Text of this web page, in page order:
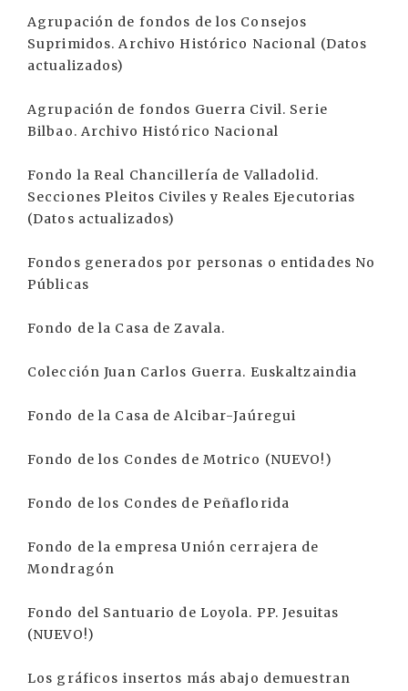
Agrupación de fondos de los Consejos
Suprimidos. Archivo Histórico Nacional (Datos
actualizados)
Agrupación de fondos Guerra Civil. Serie
Bilbao. Archivo Histórico Nacional
Fondo la Real Chancillería de Valladolid.
Secciones Pleitos Civiles y Reales Ejecutorias
(Datos actualizados)
Fondos generados por personas o entidades No
Públicas
Fondo de la Casa de Zavala.
Colección Juan Carlos Guerra. Euskaltzaindia
Fondo de la Casa de Alcibar-Jaúregui
Fondo de los Condes de Motrico (NUEVO!)
Fondo de los Condes de Peñaflorida
Fondo de la empresa Unión cerrajera de
Mondragón
Fondo del Santuario de Loyola. PP. Jesuitas
(NUEVO!)
Los gráficos insertos más abajo demuestran